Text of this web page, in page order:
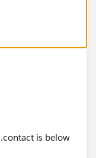
is below